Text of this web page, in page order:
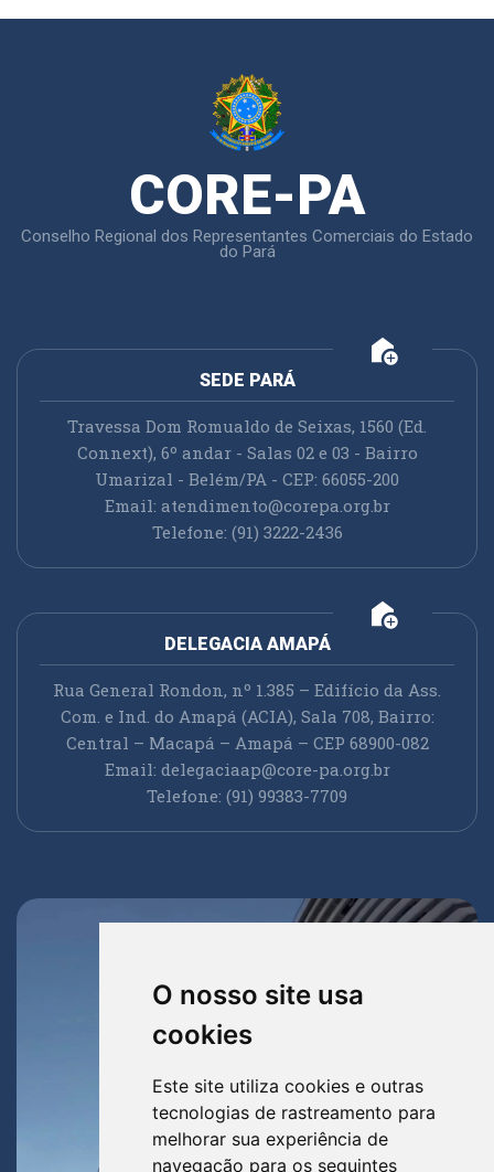
O nosso site usa
cookies
Este site utiliza cookies e outras
tecnologias de rastreamento para
melhorar sua experiência de
navegação para os seguintes
CORE-PA
Conselho Regional dos Representantes Comerciais do Estado
do Pará
add_home
SEDE PARÁ
Travessa Dom Romualdo de Seixas, 1560 (Ed.
Connext), 6º andar - Salas 02 e 03 - Bairro
Umarizal - Belém/PA - CEP: 66055-200
Email: atendimento@corepa.org.br
Telefone: (91) 3222-2436
add_home
DELEGACIA AMAPÁ
Rua General Rondon, nº 1.385 – Edifício da Ass.
Com. e Ind. do Amapá (ACIA), Sala 708, Bairro:
Central – Macapá – Amapá – CEP 68900-082
Email: delegaciaap@core-pa.org.br
Telefone: (91) 99383-7709